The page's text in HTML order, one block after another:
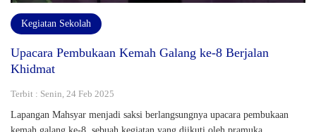
Kegiatan Sekolah
Upacara Pembukaan Kemah Galang ke-8 Berjalan
Khidmat
Terbit : Senin, 24 Feb 2025
Lapangan Mahsyar menjadi saksi berlangsungnya upacara pembukaan